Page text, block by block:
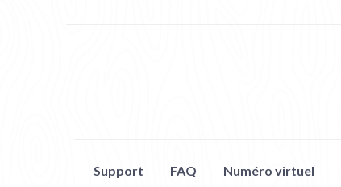
Support FAQ Numéro virtuel